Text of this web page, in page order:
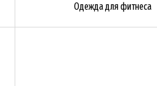
Одежда для фитнеса